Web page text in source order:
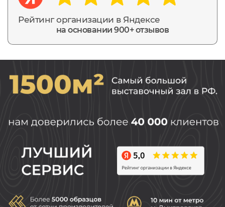
Рейтинг организации в Яндексе
на основании 900+ отзывов